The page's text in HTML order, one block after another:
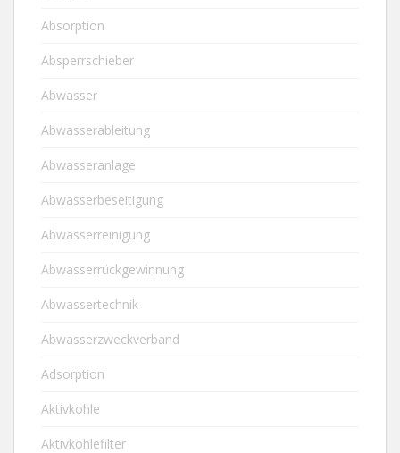
Absorption
Absperrschieber
Abwasser
Abwasserableitung
Abwasseranlage
Abwasserbeseitigung
Abwasserreinigung
Abwasserrückgewinnung
Abwassertechnik
Abwasserzweckverband
Adsorption
Aktivkohle
Aktivkohlefilter